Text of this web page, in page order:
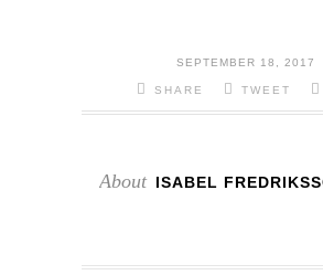
SEPTEMBER 18, 2017
SHARE TWEET
About ISABEL